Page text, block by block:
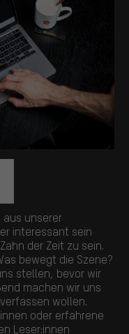
unserer
interessant sein
der Zeit zu sein.
bewegt die Szene?
stellen, bevor wir
machen wir uns
wollen.
oder erfahrene
Leser:innen